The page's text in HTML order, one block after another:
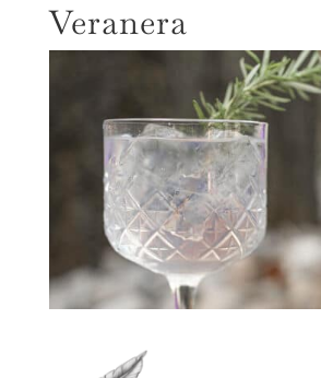
Veranera